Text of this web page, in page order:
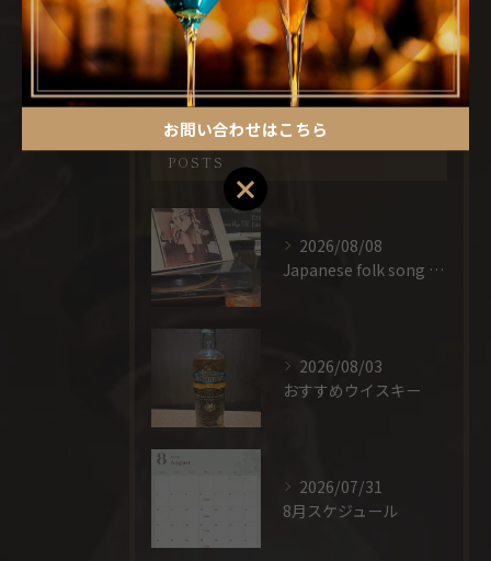
一人飲み
最近の投稿
RECENT
POSTS
2026/08/08
Japanese folk song × cocktail
2026/08/03
おすすめウイスキー
2026/07/31
8月スケジュール
お問い合わせはこちら
お問い合わせはこちら